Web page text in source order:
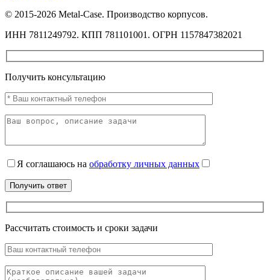
© 2015-2026 Metal-Case. Производство корпусов.
ИНН 7811249792. КПП 781101001. ОГРН 1157847382021
Получить консультацию
Я соглашаюсь на обработку личных данных
Рассчитать стоимость и сроки задачи